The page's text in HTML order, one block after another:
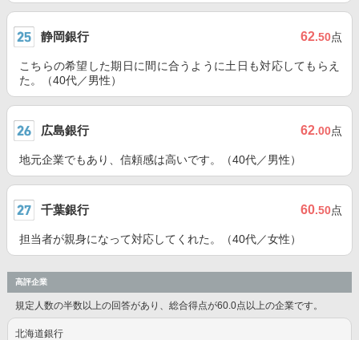
静岡銀行 62.50点
こちらの希望した期日に間に合うように土日も対応してもらえ
た。（40代／男性）
広島銀行 62.00点
地元企業でもあり、信頼感は高いです。（40代／男性）
千葉銀行 60.50点
担当者が親身になって対応してくれた。（40代／女性）
高評企業
規定人数の半数以上の回答があり、総合得点が60.0点以上の企業です。
北海道銀行